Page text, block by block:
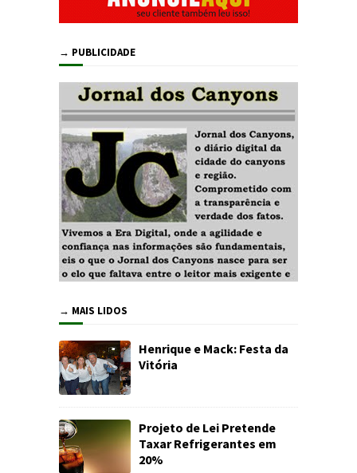
→ PUBLICIDADE
→ MAIS LIDOS
Henrique e Mack: Festa da
Vitória
Projeto de Lei Pretende
Taxar Refrigerantes em
20%